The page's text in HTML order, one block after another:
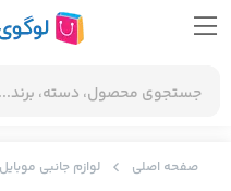
صفحه اصلی لوازم جانبی موبایل